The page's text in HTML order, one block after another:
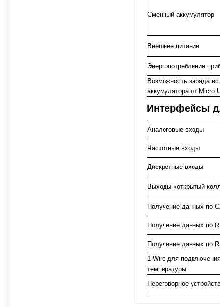
Сменный аккумулятор
Внешнее питание
Энергопотребление
Возможность заряда
аккумулятора от Micro
Интерфейсы
Аналоговые входы
Частотные входы
Дискретные входы
Выходы «открытый
Получение данных по
Получение данных по
Получение данных по
1-Wire для
температуры
Переговорное